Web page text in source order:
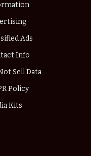
Ads
Info
Sell Data
Policy
Kits